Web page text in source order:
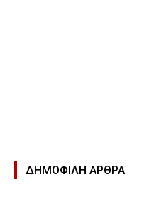
ΔΗΜΟΦΙΛΉ ΑΡΘΡΑ